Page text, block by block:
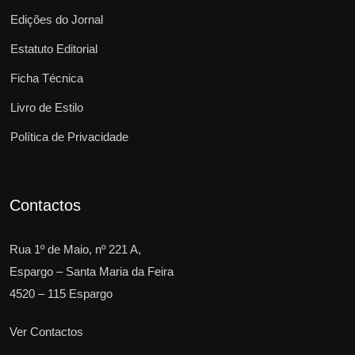
Edições do Jornal
Estatuto Editorial
Ficha Técnica
Livro de Estilo
Política de Privacidade
Contactos
Rua 1º de Maio, nº 221 A,
Espargo – Santa Maria da Feira
4520 – 115 Espargo
Ver Contactos